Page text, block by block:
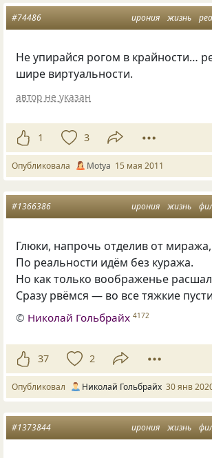
ирония жизнь
#74486
Не упирайся рогом в крайности…
шире виртуальности.
автор не указан
1 3
Опубликовала Motya 15 мая 2011
ирония жизнь
#1366386
Глюки, напрочь отделив от миража,
По реальности идём без куража.
Но как только воображенье
Сразу рвёмся — во все тяжкие
© Николай Гольбрайх 4172
37 2
Опубликовал Николай Гольбрайх 30 янв
ирония жизнь
#1373844